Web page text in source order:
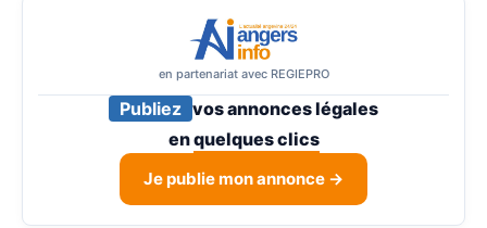
en partenariat avec REGIEPRO
Publiez vos annonces légales
enquelques clics
Je publie mon annonce →